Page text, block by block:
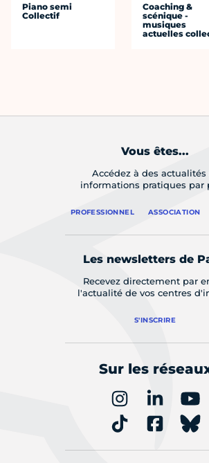
Piano semi
Collectif
Coaching &
scénique -
musiques
actuelles
Vous êtes...
Accédez à des actualités
informations pratiques par
PROFESSIONNEL ASSOCIATION
Les newsletters de
Recevez directement par
l'actualité de vos centres
S'INSCRIRE
Sur les